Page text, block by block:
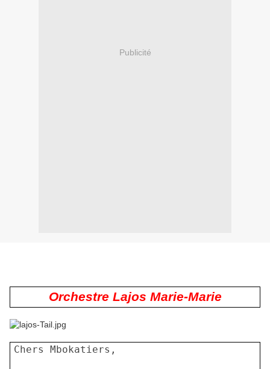
Publicité
Orchestre Lajos Marie-Marie
Chers Mbokatiers,